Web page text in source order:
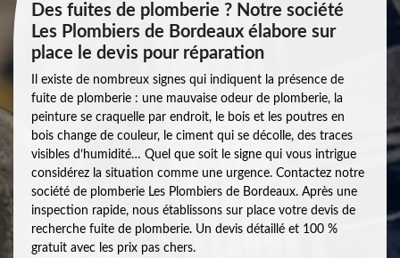
Des fuites de plomberie ? Notre société
Les Plombiers de Bordeaux élabore sur
place le devis pour réparation
Il existe de nombreux signes qui indiquent la présence de
fuite de plomberie : une mauvaise odeur de plomberie, la
peinture se craquelle par endroit, le bois et les poutres en
bois change de couleur, le ciment qui se décolle, des traces
visibles d’humidité… Quel que soit le signe qui vous intrigue
considérez la situation comme une urgence. Contactez notre
société de plomberie Les Plombiers de Bordeaux. Après une
inspection rapide, nous établissons sur place votre devis de
recherche fuite de plomberie. Un devis détaillé et 100 %
gratuit avec les prix pas chers.